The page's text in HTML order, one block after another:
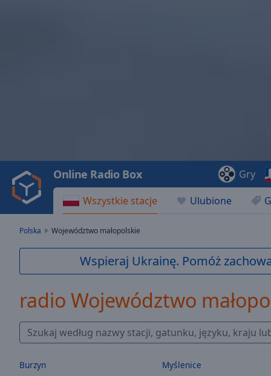
Video
Play
Backward
Skip
Current
-:-
Loaded:
Stream
Seek to
Wszystkie stacje Ulubione
Online Radio Box Gry
Polska Województwo małopolskie
Wspieraj Ukrainę. Pomóż
radio Województwo
Burzyn Myślenice